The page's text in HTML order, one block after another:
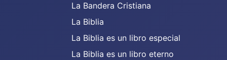
La Bandera Cristiana
La Biblia
La Biblia es un libro especial
La Biblia es un libro eterno